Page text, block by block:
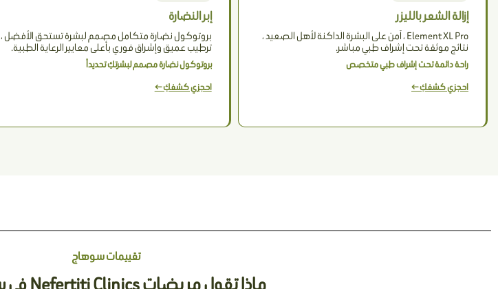
إزالة الشعر بالليزر
Element XL Pro ، آمن على البشرة الداكنة لأهل الصعيد ،
نتائج موثقة تحت إشراف طبي مباشر.
راحة دائمة تحت إشراف طبي متخصص
احجزي كشفكِ ←
إبر النضارة
بروتوكول نضارة متكامل مصمم لبشرة تستحق الأفضل ،
ترطيب عميق وإشراق فوري بأعلى معايير الرعاية الطبية.
بروتوكول نضارة مصمم لبشرتكِ تحديداً
احجزي كشفكِ ←
تقييمات سوهاج